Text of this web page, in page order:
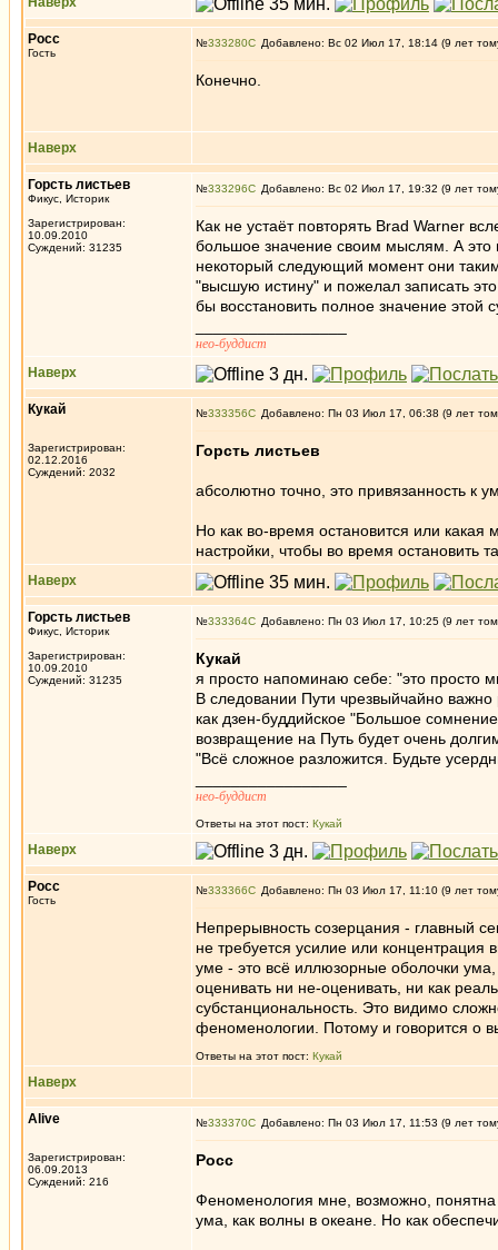
Росс
Гость
№333280 Добавлено: Вс 02 Июл 17, 18:14 (9 лет
Конечно.
Наверх
Горсть листьев
Фикус, Историк
Зарегистрирован:
10.09.2010
Суждений: 31235
№333296 Добавлено: Вс 02 Июл 17, 19:32 (9 лет
Как не устаёт повторять Brad Warner
большое значение своим мыслям. А это
некоторый следующий момент они
"высшую истину" и пожелал записать
бы восстановить полное значение этой
нео-буддист
Наверх
Кукай
Зарегистрирован:
02.12.2016
Суждений: 2032
№333356 Добавлено: Пн 03 Июл 17, 06:38 (9 лет
Горсть листьев
абсолютно точно, это привязанность к
Но как во-время остановится или какая
настройки, чтобы во время остановить
Наверх
Горсть листьев
Фикус, Историк
Зарегистрирован:
10.09.2010
Суждений: 31235
№333364 Добавлено: Пн 03 Июл 17, 10:25 (9 лет
Кукай
я просто напоминаю себе: "это просто
В следовании Пути чрезвыйчайно важно
как дзен-буддийское "Большое
возвращение на Путь будет очень
"Всё сложное разложится. Будьте
нео-буддист
Ответы на этот пост: Кукай
Наверх
Росс
Гость
№333366 Добавлено: Пн 03 Июл 17, 11:10 (9 лет
Непрерывность созерцания - главный
не требуется усилие или концентрация
уме - это всё иллюзорные оболочки
оценивать ни не-оценивать, ни как
субстанциональность. Это видимо
феноменологии. Потому и говорится о
Ответы на этот пост: Кукай
Наверх
Alive
Зарегистрирован:
06.09.2013
Суждений: 216
№333370 Добавлено: Пн 03 Июл 17, 11:53 (9 лет
Росс
Феноменология мне, возможно,
ума, как волны в океане. Но как